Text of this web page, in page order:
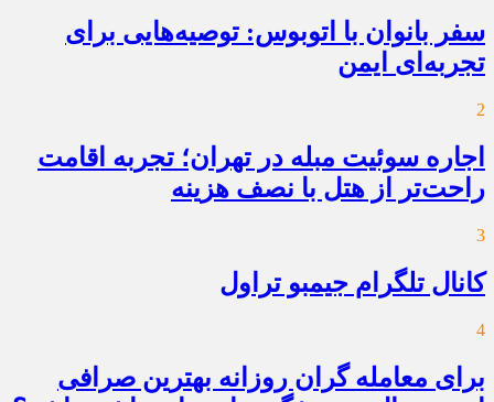
سفر بانوان با اتوبوس: توصیه‌هایی برای
تجربه‌ای ایمن
2
اجاره سوئیت مبله در تهران؛ تجربه اقامت
راحت‌تر از هتل با نصف هزینه
3
کانال تلگرام جیمبو تراول
4
برای معامله گران روزانه بهترین صرافی